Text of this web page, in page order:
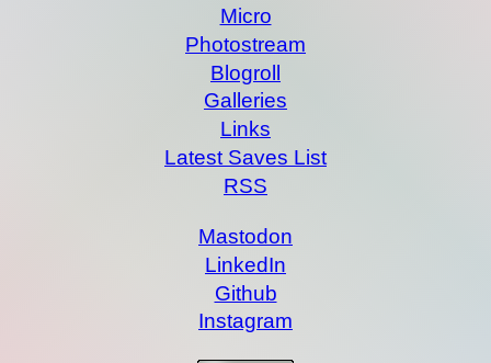
Micro
Photostream
Blogroll
Galleries
Links
Latest Saves List
RSS
Mastodon
LinkedIn
Github
Instagram